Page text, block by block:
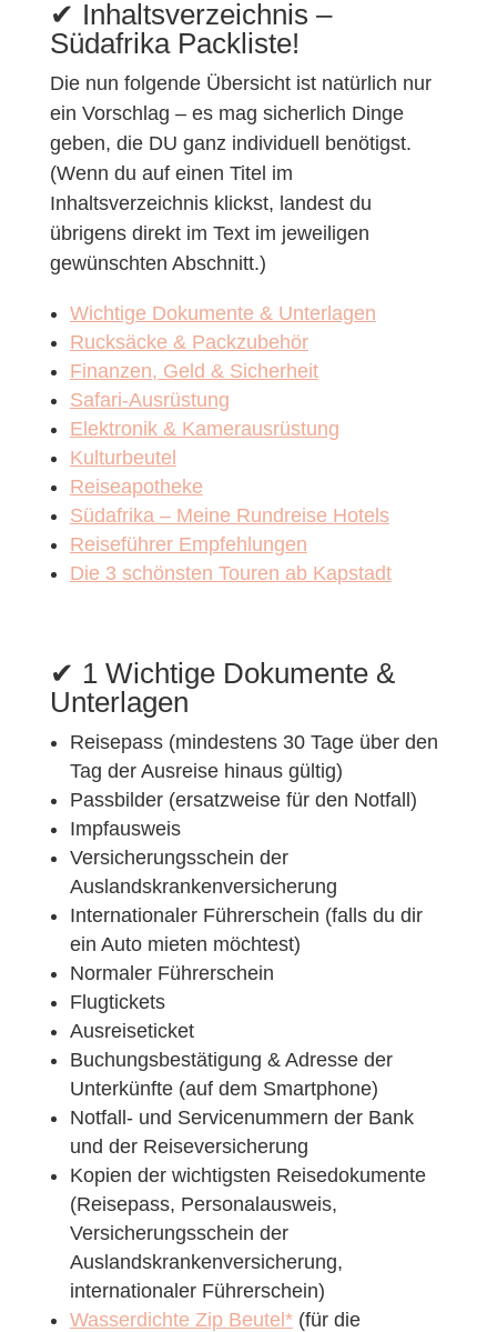
✔︎ Inhaltsverzeichnis –
Südafrika Packliste!
Die nun folgende Übersicht ist natürlich nur
ein Vorschlag – es mag sicherlich Dinge
geben, die DU ganz individuell benötigst.
(Wenn du auf einen Titel im
Inhaltsverzeichnis klickst, landest du
übrigens direkt im Text im jeweiligen
gewünschten Abschnitt.)
Wichtige Dokumente & Unterlagen
Rucksäcke & Packzubehör
Finanzen, Geld & Sicherheit
Safari-Ausrüstung
Elektronik & Kamerausrüstung
Kulturbeutel
Reiseapotheke
Südafrika – Meine Rundreise Hotels
Reiseführer Empfehlungen
Die 3 schönsten Touren ab Kapstadt
✔︎ 1 Wichtige Dokumente &
Unterlagen
Reisepass (mindestens 30 Tage über den
Tag der Ausreise hinaus gültig)
Passbilder (ersatzweise für den Notfall)
Impfausweis
Versicherungsschein der
Auslandskrankenversicherung
Internationaler Führerschein (falls du dir
ein Auto mieten möchtest)
Normaler Führerschein
Flugtickets
Ausreiseticket
Buchungsbestätigung & Adresse der
Unterkünfte (auf dem Smartphone)
Notfall- und Servicenummern der Bank
und der Reiseversicherung
Kopien der wichtigsten Reisedokumente
(Reisepass, Personalausweis,
Versicherungsschein der
Auslandskrankenversicherung,
internationaler Führerschein)
Wasserdichte Zip Beutel*(für die